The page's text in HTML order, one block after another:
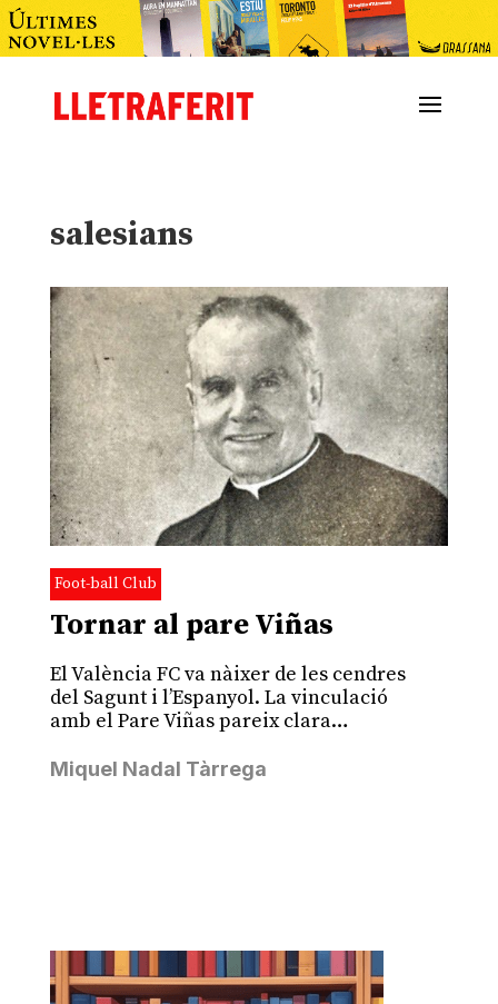
salesians
Foot-ball Club
Tornar al pare Viñas
El València FC va nàixer de les cendres
del Sagunt i l’Espanyol. La vinculació
amb el Pare Viñas pareix clara…
Miquel Nadal Tàrrega